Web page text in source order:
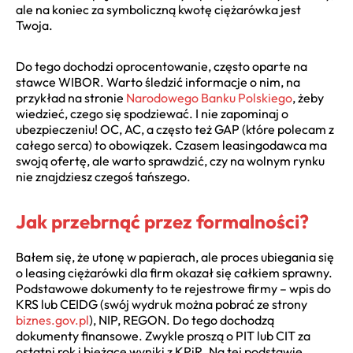
ale na koniec za symboliczną kwotę ciężarówka jest
Twoja.
Do tego dochodzi oprocentowanie, często oparte na
stawce WIBOR. Warto śledzić informacje o nim, na
przykład na stronie Narodowego Banku Polskiego, żeby
wiedzieć, czego się spodziewać. I nie zapominaj o
ubezpieczeniu! OC, AC, a często też GAP (które polecam z
całego serca) to obowiązek. Czasem leasingodawca ma
swoją ofertę, ale warto sprawdzić, czy na wolnym rynku
nie znajdziesz czegoś tańszego.
Jak przebrnąć przez formalności?
Bałem się, że utonę w papierach, ale proces ubiegania się
o leasing ciężarówki dla firm okazał się całkiem sprawny.
Podstawowe dokumenty to te rejestrowe firmy – wpis do
KRS lub CEIDG (swój wydruk można pobrać ze strony
biznes.gov.pl), NIP, REGON. Do tego dochodzą
dokumenty finansowe. Zwykle proszą o PIT lub CIT za